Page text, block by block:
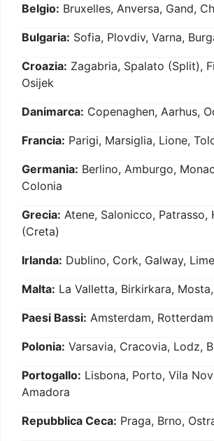
Belgio: Bruxelles, Anversa, Gand,
Bulgaria: Sofia, Plovdiv, Varna,
Croazia: Zagabria, Spalato (Split),
Osijek
Danimarca: Copenaghen, Aarhus,
Francia: Parigi, Marsiglia, Lione,
Germania: Berlino, Amburgo,
Colonia
Grecia: Atene, Salonicco, Patrasso,
(Creta)
Irlanda: Dublino, Cork, Galway,
Malta: La Valletta, Birkirkara,
Paesi Bassi: Amsterdam,
Polonia: Varsavia, Cracovia, Lodz,
Portogallo: Lisbona, Porto, Vila
Amadora
Repubblica Ceca: Praga, Brno,